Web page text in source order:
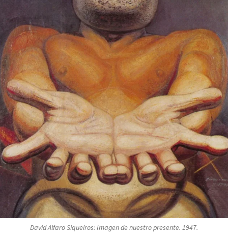
David Alfaro Siqueiros:Imagen de nuestro presente. 1947.